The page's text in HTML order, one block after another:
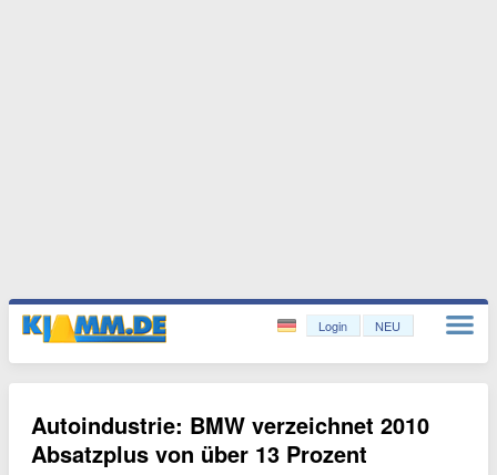
Login NEU
Autoindustrie: BMW verzeichnet 2010
Absatzplus von über 13 Prozent